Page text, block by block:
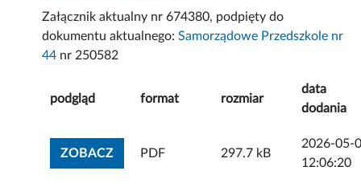
Załącznik aktualny nr 674380, podpięty do
dokumentu aktualnego:Samorządowe Przedszkole nr
44 nr 250582
podgląd format rozmiar
data
dodania
ZOBACZZOBACZ ZAŁĄCZNIK
PDF 297.7 kB
2026-05-
12:06:20